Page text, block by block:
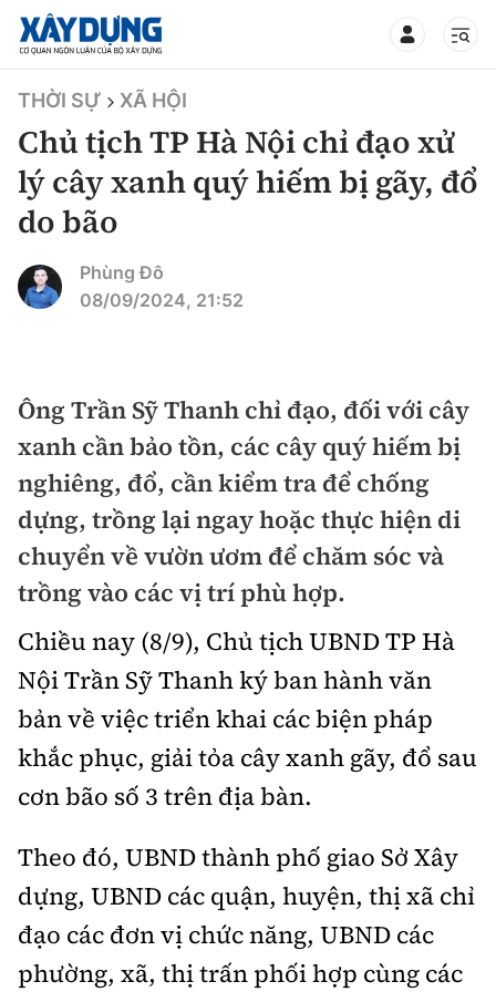
TIN BỘ XÂY DỰNG
CHUYÊN MỤC
Mới nhất
Chính trị
Xã hội
Chuyện dọc đường
Cải chính
Xây dựng
Chỉ đạo điều hành
Quy hoạch kiến trúc
Vật liệu xây dựng
Giám định chất lượng
Quản lý đô thị
Giao thông
Quản lý
Đường bộ
Hàng không
Đường sắt
Đăng kiểm
Đường sắt tốc độ cao
Đường thủy
Hàng hải
Đường sắt đô thị
Kinh tế
Thị trường
Tài chính
Chứng khoán
Bảo hiểm
Pháp luật
Thanh tra
An ninh hình sự
Điều tra
Hỏi - Đáp
An toàn giao thông
Giao thông 24h
ATGT địa phương
Lái xe an toàn
Chung tay vì ATGT
Chất lượng sống
Giáo dục
Y tế
Đời sống
Lao động - Công đoàn
Văn hóa - Giải Trí
Văn hóa
Showbiz
Điện ảnh
Thể thao
Bóng đá
Bình luận
Công nghệ
THỜI SỰ XÃ HỘI
Chủ tịch TP Hà Nội chỉ đạo xử
lý cây xanh quý hiếm bị gãy, đổ
do bão
Phùng Đô
08/09/2024, 21:52
Ông Trần Sỹ Thanh chỉ đạo, đối với cây
xanh cần bảo tồn, các cây quý hiếm bị
nghiêng, đổ, cần kiểm tra để chống
dựng, trồng lại ngay hoặc thực hiện di
chuyển về vườn ươm để chăm sóc và
trồng vào các vị trí phù hợp.
Chiều nay (8/9), Chủ tịch UBND TP Hà
Nội Trần Sỹ Thanh ký ban hành văn
bản về việc triển khai các biện pháp
khắc phục, giải tỏa cây xanh gãy, đổ sau
cơn bão số 3 trên địa bàn.
Theo đó, UBND thành phố giao Sở Xây
dựng, UBND các quận, huyện, thị xã chỉ
đạo các đơn vị chức năng, UBND các
phường, xã, thị trấn phối hợp cùng các